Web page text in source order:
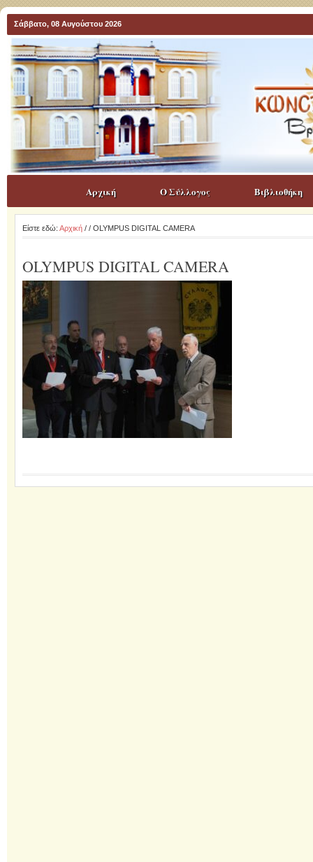
Σάββατο, 08 Αυγούστου 2026
Αρχική Ο Σύλλογος Βιβλιοθήκη
Είστε εδώ: Αρχική/ / OLYMPUS DIGITAL CAMERA
OLYMPUS DIGITAL CAMERA